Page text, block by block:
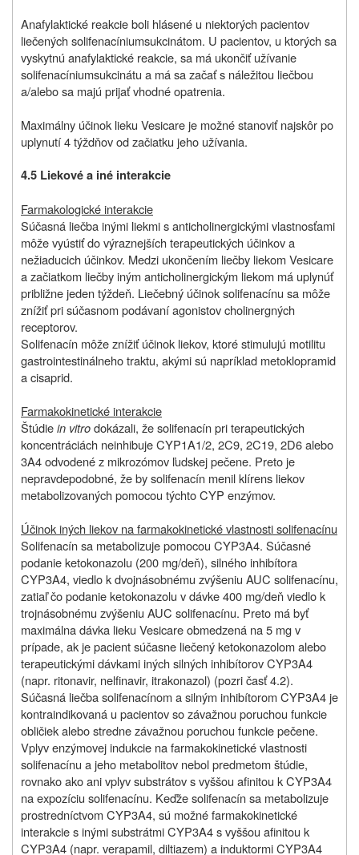
Anafylaktické reakcie boli hlásené u niektorých pacientov
liečených solifenacíniumsukcinátom. U pacientov, u ktorých sa
vyskytnú anafylaktické reakcie, sa má ukončiť užívanie
solifenacíniumsukcinátu a má sa začať s náležitou liečbou
a/alebo sa majú prijať vhodné opatrenia.
Maximálny účinok lieku Vesicare je možné stanoviť najskôr po
uplynutí 4 týždňov od začiatku jeho užívania.
4.5 Liekové a iné interakcie
Farmakologické interakcie
Súčasná liečba inými liekmi s anticholinergickými vlastnosťami
môže vyústiť do výraznejších terapeutických účinkov a
nežiaducich účinkov. Medzi ukončením liečby liekom Vesicare
a začiatkom liečby iným anticholinergickým liekom má uplynúť
približne jeden týždeň. Liečebný účinok solifenacínu sa môže
znížiť pri súčasnom podávaní agonistov cholinergných
receptorov.
Solifenacín môže znížiť účinok liekov, ktoré stimulujú motilitu
gastrointestinálneho traktu, akými sú napríklad metoklopramid
a cisaprid.
Farmakokinetické interakcie
Štúdiein vitrodokázali, že solifenacín pri terapeutických
koncentráciách neinhibuje CYP1A1/2, 2C9, 2C19, 2D6 alebo
3A4 odvodené z mikrozómov ľudskej pečene. Preto je
nepravdepodobné, že by solifenacín menil klírens liekov
metabolizovaných pomocou týchto CYP enzýmov.
Účinok iných liekov na farmakokinetické vlastnosti solifenacínu
Solifenacín sa metabolizuje pomocou CYP3A4. Súčasné
podanie ketokonazolu (200 mg/deň), silného inhibítora
CYP3A4, viedlo k dvojnásobnému zvýšeniu AUC solifenacínu,
zatiaľ čo podanie ketokonazolu v dávke 400 mg/deň viedlo k
trojnásobnému zvýšeniu AUC solifenacínu. Preto má byť
maximálna dávka lieku Vesicare obmedzená na 5 mg v
prípade, ak je pacient súčasne liečený ketokonazolom alebo
terapeutickými dávkami iných silných inhibítorov CYP3A4
(napr. ritonavir, nelfinavir, itrakonazol) (pozri časť 4.2).
Súčasná liečba solifenacínom a silným inhibítorom CYP3A4 je
kontraindikovaná u pacientov so závažnou poruchou funkcie
obličiek alebo stredne závažnou poruchou funkcie pečene.
Vplyv enzýmovej indukcie na farmakokinetické vlastnosti
solifenacínu a jeho metabolitov nebol predmetom štúdie,
rovnako ako ani vplyv substrátov s vyššou afinitou k CYP3A4
na expozíciu solifenacínu. Keďže solifenacín sa metabolizuje
prostredníctvom CYP3A4, sú možné farmakokinetické
interakcie s inými substrátmi CYP3A4 s vyššou afinitou k
CYP3A4 (napr. verapamil, diltiazem) a induktormi CYP3A4